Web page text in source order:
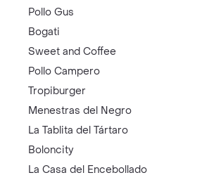
Pollo Gus
Bogati
Sweet and Coffee
Pollo Campero
Tropiburger
Menestras del Negro
La Tablita del Tártaro
Boloncity
La Casa del Encebollado